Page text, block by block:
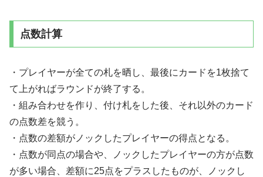
点数計算
・プレイヤーが全ての札を晒し、最後にカードを1枚捨て
て上がればラウンドが終了する。
・組み合わせを作り、付け札をした後、それ以外のカード
の点数差を競う。
・点数の差額がノックしたプレイヤーの得点となる。
・点数が同点の場合や、ノックしたプレイヤーの方が点数
が多い場合、差額に25点をプラスしたものが、ノックし